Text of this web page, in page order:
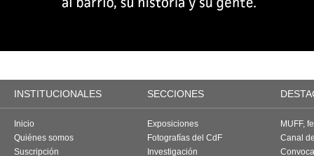
INSTITUCIONALES SECCIONES
Inicio
Quiénes somos
Suscripción
Exposiciones
Fotografías del CdF
Investigación
MUFF,
Canal